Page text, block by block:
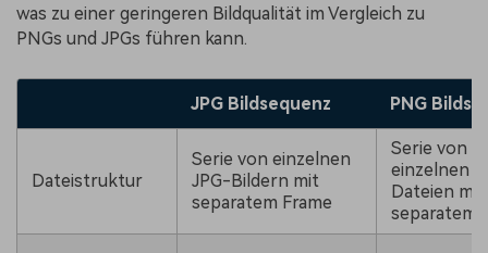
was zu einer geringeren Bildqualität im Vergleich zu
PNGs und JPGs führen kann.
JPG Bildsequenz PNG
Dateistruktur
Serie von einzelnen
JPG-Bildern mit
separatem Frame
Serie von
einzelnen
Dateien mit
separatem